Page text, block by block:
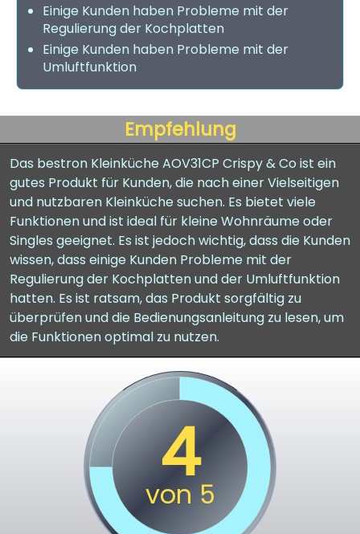
Einige Kunden haben Probleme mit der
Regulierung der Kochplatten
Einige Kunden haben Probleme mit der
Umluftfunktion
Empfehlung
Das bestron Kleinküche AOV31CP Crispy & Co ist ein
gutes Produkt für Kunden, die nach einer Vielseitigen
und nutzbaren Kleinküche suchen. Es bietet viele
Funktionen und ist ideal für kleine Wohnräume oder
Singles geeignet. Es ist jedoch wichtig, dass die Kunden
wissen, dass einige Kunden Probleme mit der
Regulierung der Kochplatten und der Umluftfunktion
hatten. Es ist ratsam, das Produkt sorgfältig zu
überprüfen und die Bedienungsanleitung zu lesen, um
die Funktionen optimal zu nutzen.